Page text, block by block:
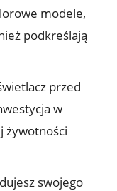
modele,
podkreślają
przed
w
żywotności
swojego